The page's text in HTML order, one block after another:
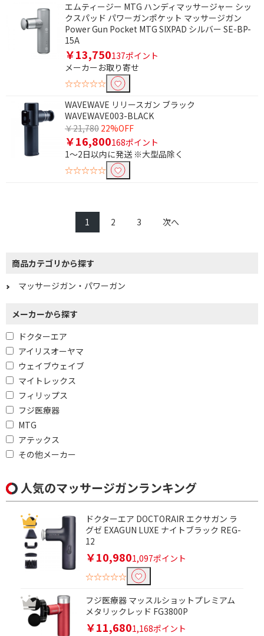
エムティージー MTG ハンディマッサージャー シッ
クスパッド パワーガンポケット マッサージガン
Power Gun Pocket MTG SIXPAD シルバー SE-BP-
15A
￥13,750137ポイント
メーカーお取り寄せ
☆☆☆☆☆
WAVEWAVE リリースガン ブラック
WAVEWAVE003-BLACK
￥21,780 22%OFF
￥16,800168ポイント
1～2日以内に発送 ※大型品除く
☆☆☆☆☆
1 2 3 次へ
商品カテゴリから探す
マッサージガン・パワーガン
メーカーから探す
ドクターエア
アイリスオーヤマ
ウェイブウェイブ
マイトレックス
フィリップス
フジ医療器
MTG
アテックス
その他メーカー
人気のマッサージガンランキング
ドクターエア DOCTORAIR エクサガン ラ
グゼ EXAGUN LUXE ナイトブラック REG-
12
￥10,9801,097ポイント
☆☆☆☆☆
フジ医療器 マッスルショットプレミアム
メタリックレッド FG3800P
￥11,6801,168ポイント